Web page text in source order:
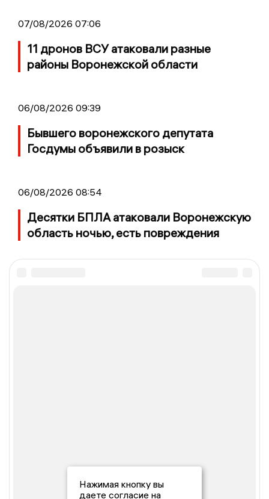
07/08/2026 07:06
11 дронов ВСУ атаковали разные
районы Воронежской области
06/08/2026 09:39
Бывшего воронежского депутата
Госдумы объявили в розыск
06/08/2026 08:54
Десятки БПЛА атаковали Воронежскую
область ночью, есть повреждения
Нажимая кнопку вы
даете согласие на